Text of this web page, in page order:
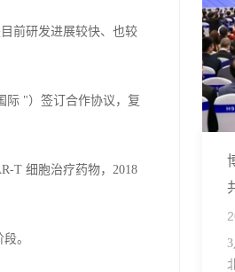
前研发进展较快、也较
际 "）签订合作协议，复
T 细胞治疗药物，2018
。